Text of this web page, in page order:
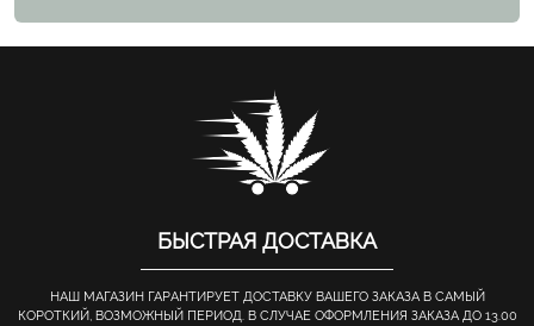
БЫСТРАЯ ДОСТАВКА
НАШ МАГАЗИН ГАРАНТИРУЕТ ДОСТАВКУ ВАШЕГО ЗАКАЗА В САМЫЙ
КОРОТКИЙ, ВОЗМОЖНЫЙ ПЕРИОД. В СЛУЧАЕ ОФОРМЛЕНИЯ ЗАКАЗА ДО 13.00